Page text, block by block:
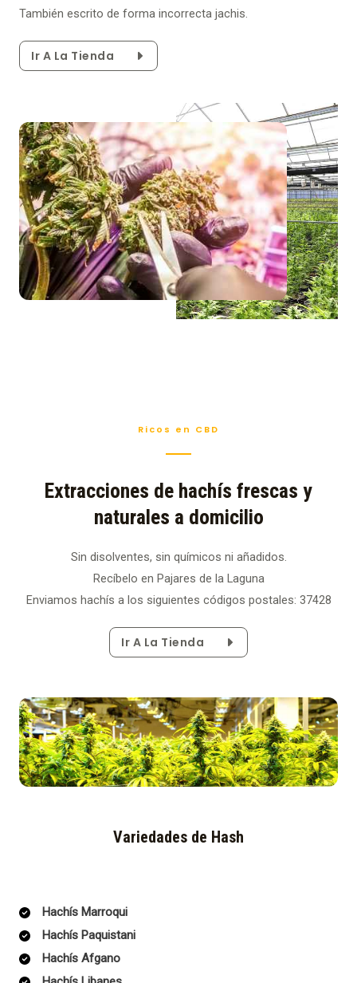
También escrito de forma incorrecta jachis.
Ir A La Tienda
Ricos en CBD
Extracciones de hachís frescas y
naturales a domicilio
Sin disolventes, sin químicos ni añadidos.
Recíbelo en Pajares de la Laguna
Enviamos hachís a los siguientes códigos postales: 37428
Ir A La Tienda
Variedades de Hash
Hachís Marroqui
Hachís Paquistani
Hachís Afgano